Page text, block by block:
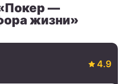
—
жизни»